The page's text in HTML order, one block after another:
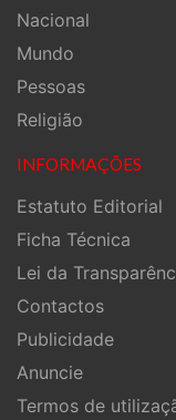
Nacional
Mundo
Pessoas
Religião
INFORMAÇÕES
Estatuto Editorial
Ficha Técnica
Lei da
Contactos
Publicidade
Anuncie
Termos de